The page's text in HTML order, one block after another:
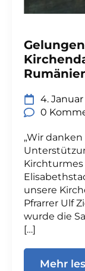
4. Januar
0
„Wir
Kirchturmes
unsere
Pfrarrer Ulf
wurde die
[…]
Mehr